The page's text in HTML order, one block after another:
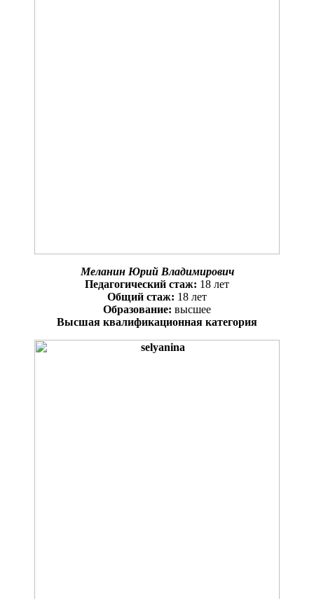
Меланин Юрий Владимирович
Педагогический стаж: 18 лет
Общий стаж: 18 лет
Образование: высшее
Высшая квалификационная категория